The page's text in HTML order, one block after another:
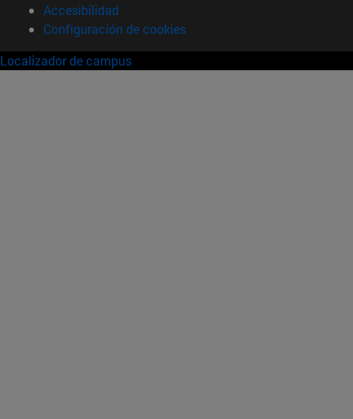
Accesibilidad
Configuración de cookies
Localizador de campus